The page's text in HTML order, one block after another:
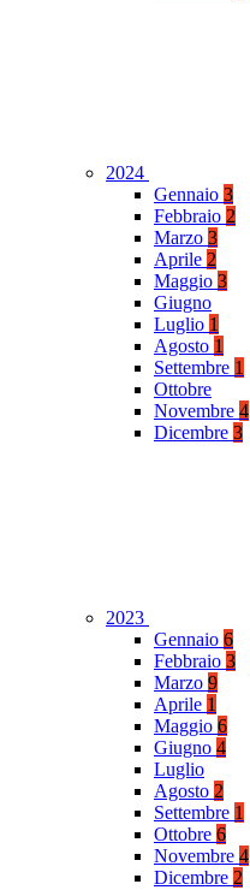
2024
Gennaio 3
Febbraio 2
Marzo 3
Aprile 2
Maggio 3
Giugno
Luglio 1
Agosto 1
Settembre 1
Ottobre
Novembre 4
Dicembre 3
2023
Gennaio 6
Febbraio 3
Marzo 9
Aprile 1
Maggio 6
Giugno 4
Luglio
Agosto 2
Settembre 1
Ottobre 6
Novembre 4
Dicembre 2